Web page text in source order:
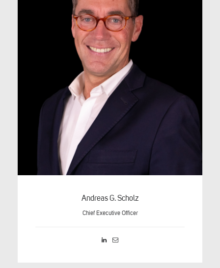
Andreas G. Scholz
Chief Executive Officer